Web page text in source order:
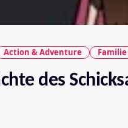
Action & Adventure Familie
des